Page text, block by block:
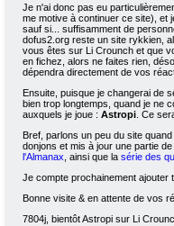
Je n'ai donc pas eu
me motive à continuer ce site), et
sauf si... suffisamment de
dofus2.org reste un site rykkien,
vous êtes sur Li Crounch et que
en fichez, alors ne faites rien,
dépendra directement de vos
Ensuite, puisque je changerai de
bien trop longtemps, quand je ne
auxquels je joue : Astropi . Ce
Bref, parlons un peu du site
donjons et mis à jour une partie
l'Almanax , ainsi que la série des
Je compte prochainement ajouter
Bonne visite & en attente de vos
7804j, bientôt Astropi sur Li